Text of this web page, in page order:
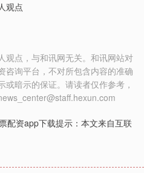
观点
观点，与和讯网无关。和讯网站对
咨询平台，不对所包含内容的准确
暗示的保证。请读者仅作参考，
配资app下载提示：本文来自互联
+3.42 +0.30%